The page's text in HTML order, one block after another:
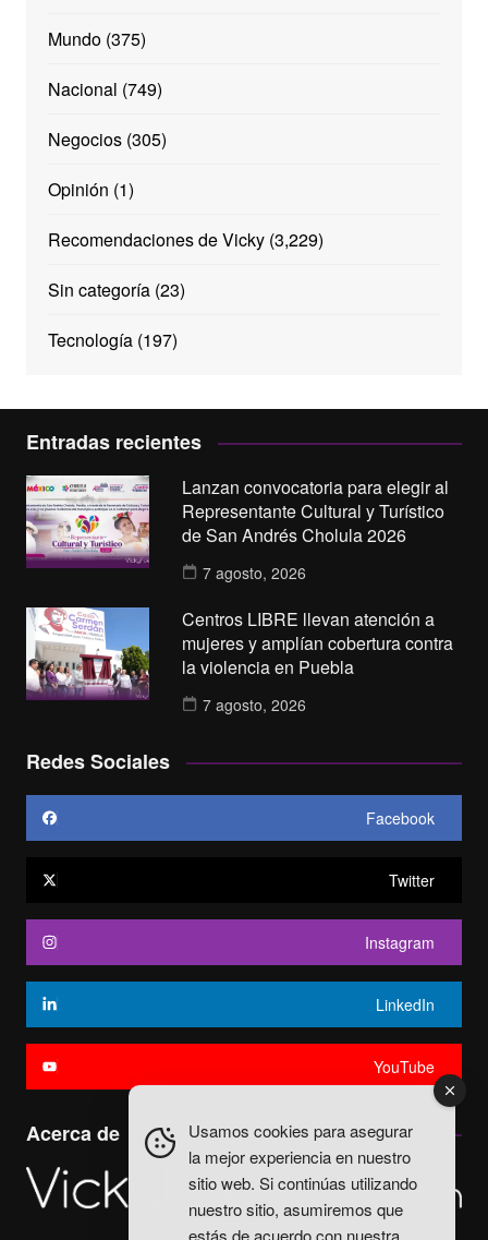
Mundo(375)
Nacional (749)
Negocios(305)
Opinión (1)
Recomendaciones de Vicky(3,229)
Sin categoría(23)
Tecnología(197)
Entradas recientes
Lanzan convocatoria para elegir al
Representante Cultural y Turístico
de San Andrés Cholula 2026
7 agosto, 2026
Centros LIBRE llevan atención a
mujeres y amplían cobertura contra
la violencia en Puebla
7 agosto, 2026
Redes Sociales
Facebook
Twitter
Instagram
LinkedIn
YouTube
Acerca de
Usamos cookies para asegurar
la mejor experiencia en nuestro
sitio web. Si continúas utilizando
nuestro sitio, asumiremos que
estás de acuerdo con nuestra